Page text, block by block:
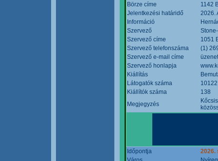
Börze címe
1142
Jelentkezési határidő
2026.
Információ
Szervező
Szervező címe
1051
Szervező telefonszáma
(1)
Szervező e-mail címe
Szervező honlapja
Kiállítás
Látogatók száma
10122
Kiállítók száma
138
Megjegyzés
Időpontja
2026.